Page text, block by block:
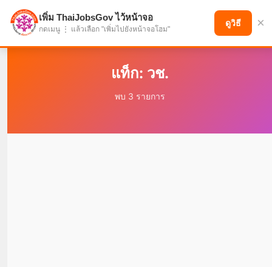
แบ่งปันโอกาส เพื่ออนาคตที่ก้าวหน้า
แท็ก: วช.
พบ 3 รายการ
เพิ่ม ThaiJobsGov ไว้หน้าจอ
กดเมนู ⋮ แล้วเลือก "เพิ่มไปยังหน้าจอโฮม"
ดูวิธี ×